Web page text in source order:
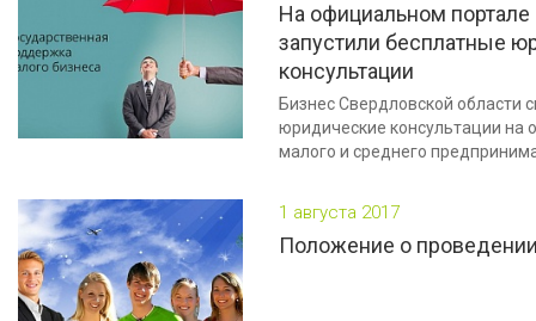
На официальном портале
запустили бесплатные
консультации
Бизнес Свердловской области
юридические консультации на
малого и среднего
1 августа 2017
Положение о